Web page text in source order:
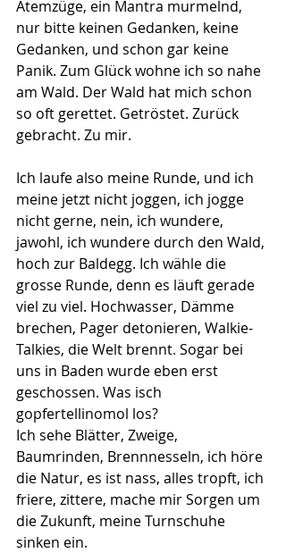
Atemzüge, ein Mantra murmelnd,
nur bitte keinen Gedanken, keine
Gedanken, und schon gar keine
Panik. Zum Glück wohne ich so nahe
am Wald. Der Wald hat mich schon
so oft gerettet. Getröstet. Zurück
gebracht. Zu mir.
Ich laufe also meine Runde, und ich
meine jetzt nicht joggen, ich jogge
nicht gerne, nein, ich wundere,
jawohl, ich wundere durch den Wald,
hoch zur Baldegg. Ich wähle die
grosse Runde, denn es läuft gerade
viel zu viel. Hochwasser, Dämme
brechen, Pager detonieren, Walkie-
Talkies, die Welt brennt. Sogar bei
uns in Baden wurde eben erst
geschossen. Was isch
gopfertellinomol los?
Ich sehe Blätter, Zweige,
Baumrinden, Brennnesseln, ich höre
die Natur, es ist nass, alles tropft, ich
friere, zittere, mache mir Sorgen um
die Zukunft, meine Turnschuhe
sinken ein.